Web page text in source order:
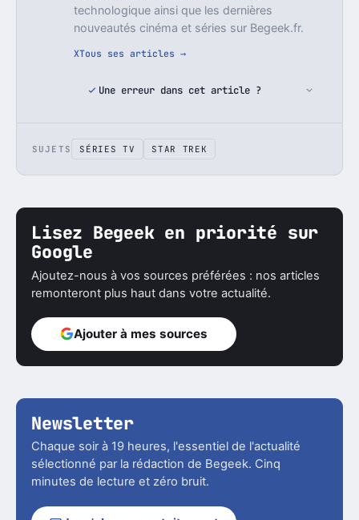
technologique ainsi que les dernières
nouveautés cinéma et séries sur Begeek.fr.
XTous ses articles →
Une erreur dans cet article ?
SUJETS SÉRIES TV STAR TREK
Lisez Begeek en priorité sur
Google
Ajoutez-nous à vos sources préférées : nos articles
remonteront plus haut dans votre actualité.
Ajouter à mes sources
Newsletter
Chaque soir à 19 heures, l'essentiel de l'actualité
sélectionné par la rédaction de Begeek. Cinq
minutes de lecture et zéro bruit.